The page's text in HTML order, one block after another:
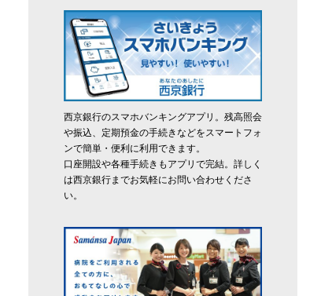
西京銀行のスマホバンキングアプリ。残高照会
や振込、定期預金の手続きなどをスマートフォ
ンで簡単・便利に利用できます。
口座開設や各種手続きもアプリで完結。詳しく
は西京銀行までお気軽にお問い合わせくださ
い。